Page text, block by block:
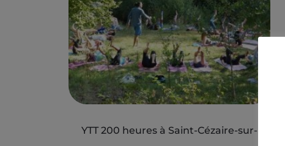
YTT 200 heures à Saint-Cézaire-sur-